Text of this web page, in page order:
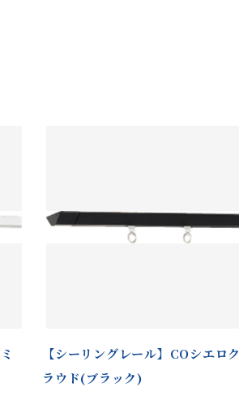
【シーリングレール】COシエロク
ラウド(ブラック)